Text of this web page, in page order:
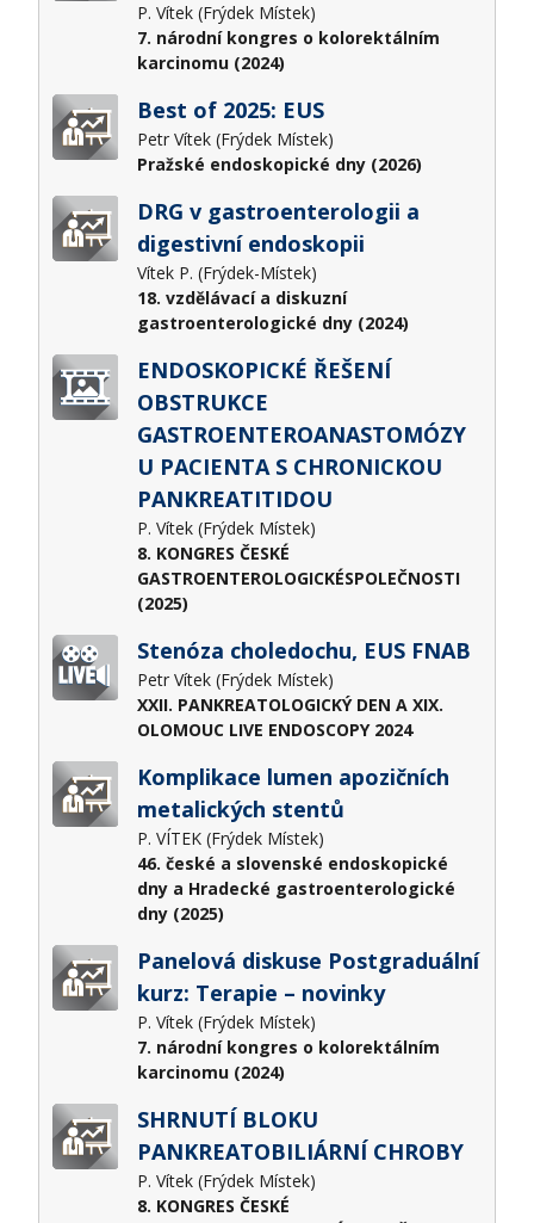
P. Vítek (Frýdek Místek)
7. národní kongres o kolorektálním
karcinomu (2024)
Best of 2025: EUS
Petr Vítek (Frýdek Místek)
Pražské endoskopické dny (2026)
DRG v gastroenterologii a
digestivní endoskopii
Vítek P. (Frýdek-Místek)
18. vzdělávací a diskuzní
gastroenterologické dny (2024)
ENDOSKOPICKÉ ŘEŠENÍ
OBSTRUKCE
GASTROENTEROANASTOMÓZY
U PACIENTA S CHRONICKOU
PANKREATITIDOU
P. Vítek (Frýdek Místek)
8. KONGRES ČESKÉ
GASTROENTEROLOGICKÉSPOLEČNOSTI
(2025)
Stenóza choledochu, EUS FNAB
Petr Vítek (Frýdek Místek)
XXII. PANKREATOLOGICKÝ DEN A XIX.
OLOMOUC LIVE ENDOSCOPY 2024
Komplikace lumen apozičních
metalických stentů
P. VÍTEK (Frýdek Místek)
46. české a slovenské endoskopické
dny a Hradecké gastroenterologické
dny (2025)
Panelová diskuse Postgraduální
kurz: Terapie – novinky
P. Vítek (Frýdek Místek)
7. národní kongres o kolorektálním
karcinomu (2024)
SHRNUTÍ BLOKU
PANKREATOBILIÁRNÍ CHROBY
P. Vítek (Frýdek Místek)
8. KONGRES ČESKÉ